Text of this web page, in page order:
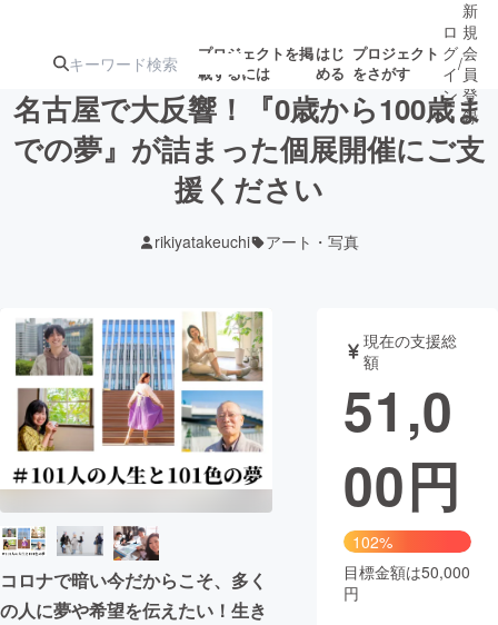
プロジェクトを掲
載するには
はじ
める
プロジェクト
をさがす
注目の新着プロ
ジェクト
募集終了が近いプ
テクノロジー・ガジェット
映像・映画 書籍・雑誌
ビジネス・起業 チャレンジ
まちづくり・地域活性化
CAMPFIRE for Social Good
CAMPFIRE Creation
ロ
グ
イ
ン
/
新
規
会
員
登
録
名古屋で大反響！『0歳から100歳ま
での夢』が詰まった個展開催にご支
援ください
rikiyatakeuchi アート・写真
コロナで暗い今だからこそ、多く
の人に夢や希望を伝えたい！生き
現在の支援総
額
51,0
00円
102%
目標金額は50,000
円